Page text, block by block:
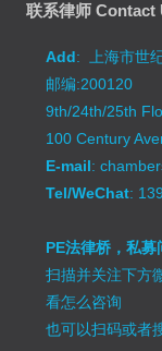
联系律师 Contact
Add: 上海市世
邮编:200120
9th/24th/25th
100 Century
E-mail:
Tel/WeChat:
PE法律桥，私募
扫描并关注下方
看怎么咨询
也可以扫码或者